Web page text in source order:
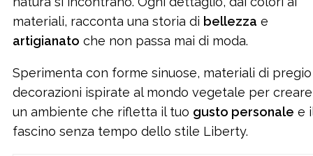
materiali, racconta una storia di bellezza e
artigianato che non passa mai di moda.
Sperimenta con forme sinuose, materiali di
decorazioni ispirate al mondo vegetale per creare
un ambiente che rifletta il tuo gusto personale e
fascino senza tempo dello stile Liberty.